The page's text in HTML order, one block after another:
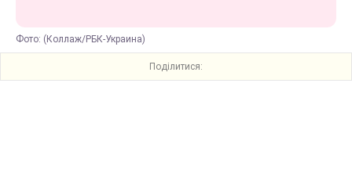
Фото: (Коллаж/РБК-Украина)
Поділитися: